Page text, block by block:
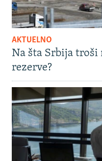
AKTUELNO
Na šta Srbija
rezerve?